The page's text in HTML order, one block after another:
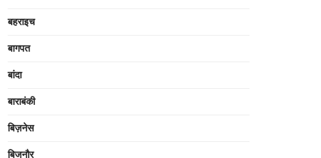
बहराइच
बागपत
बांदा
बाराबंकी
बिज़नेस
बिजनौर